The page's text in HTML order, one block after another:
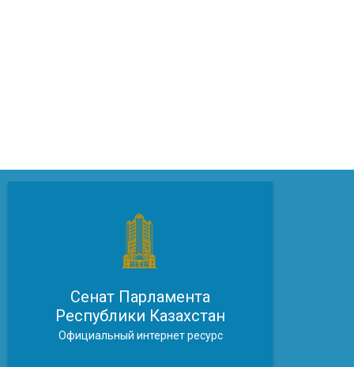
Сенат Парламента
Республики Казахстан
Официальный интернет ресурс